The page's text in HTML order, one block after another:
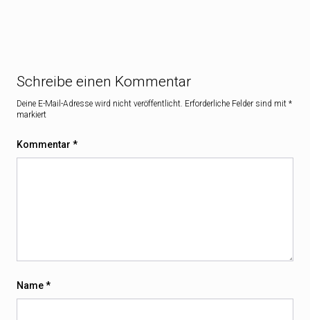
Schreibe einen Kommentar
Deine E-Mail-Adresse wird nicht veröffentlicht. Erforderliche Felder sind mit *
markiert
Kommentar *
Name*